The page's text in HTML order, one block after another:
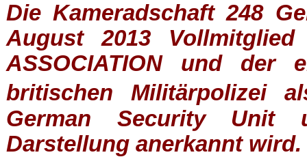
Die Kameradschaft 248
August 2013
ASSOCIATIONund der
britischen
Militärpolizei
German Security Unit
Darstellung anerkannt wird.